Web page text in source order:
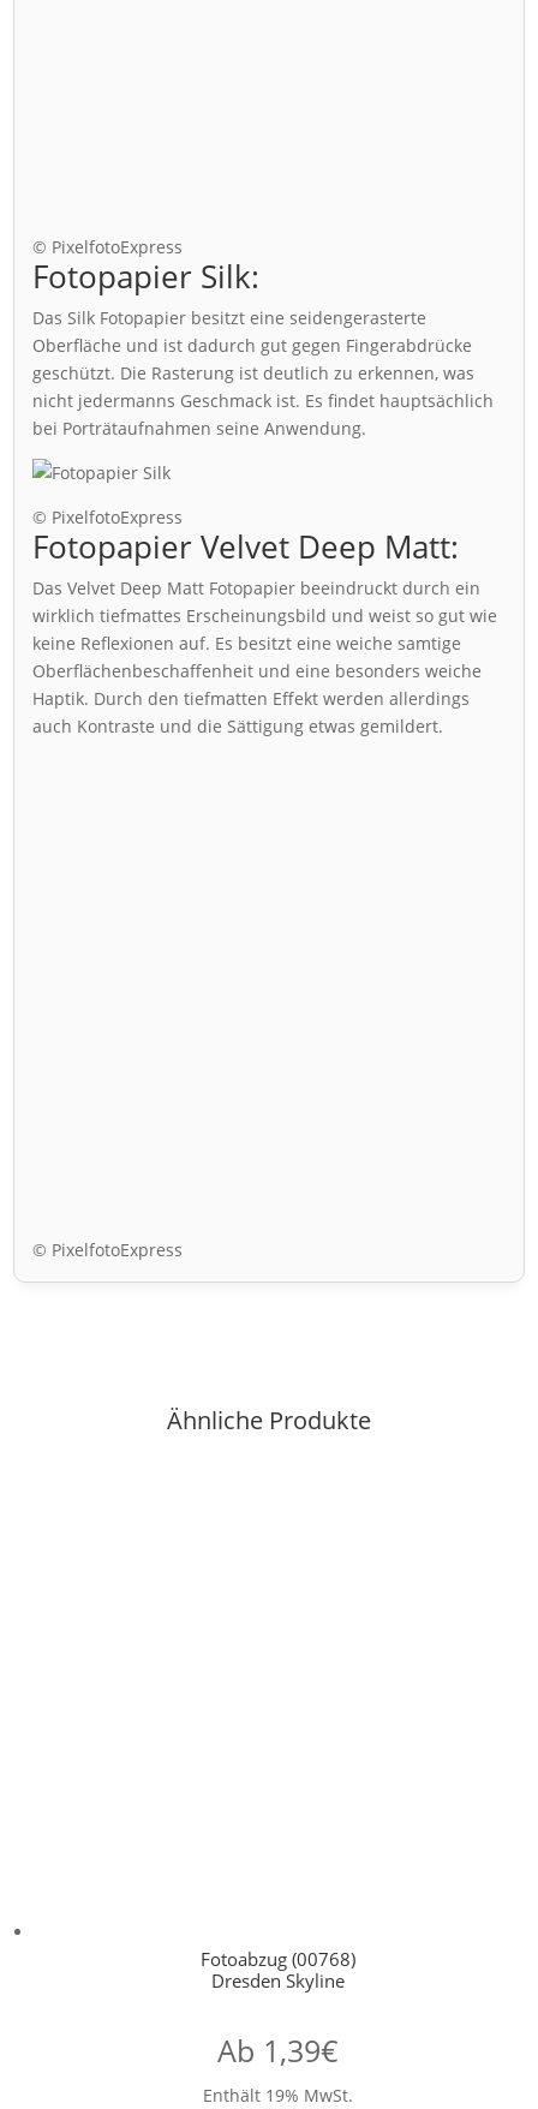
© PixelfotoExpress
Fotopapier Silk:
Das Silk Fotopapier besitzt eine seidengerasterte
Oberfläche und ist dadurch gut gegen Fingerabdrücke
geschützt. Die Rasterung ist deutlich zu erkennen, was
nicht jedermanns Geschmack ist. Es findet hauptsächlich
bei Porträtaufnahmen seine Anwendung.
© PixelfotoExpress
Fotopapier Velvet Deep Matt:
Das Velvet Deep Matt Fotopapier beeindruckt durch ein
wirklich tiefmattes Erscheinungsbild und weist so gut wie
keine Reflexionen auf. Es besitzt eine weiche samtige
Oberflächenbeschaffenheit und eine besonders weiche
Haptik. Durch den tiefmatten Effekt werden allerdings
auch Kontraste und die Sättigung etwas gemildert.
© PixelfotoExpress
Ähnliche Produkte
Fotoabzug (00768)
Dresden Skyline
Ab 1,39€
Enthält 19% MwSt.